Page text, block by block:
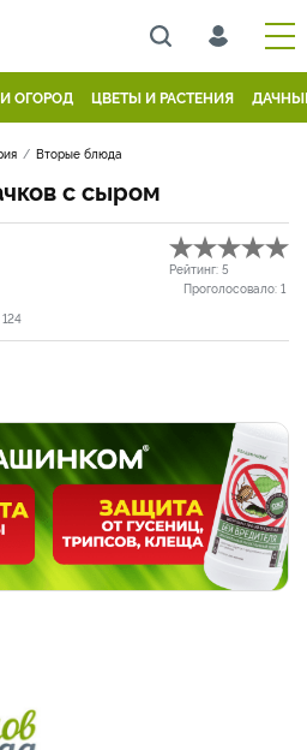
ОГОРОД ЦВЕТЫ И РАСТЕНИЯ
Вторые блюда
с сыром
Рейтинг: 5
Проголосовало: 1
124